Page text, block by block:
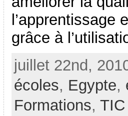
l’apprentissage
grâce à
juillet 22nd,
écoles, Egypte,
Formations, TIC